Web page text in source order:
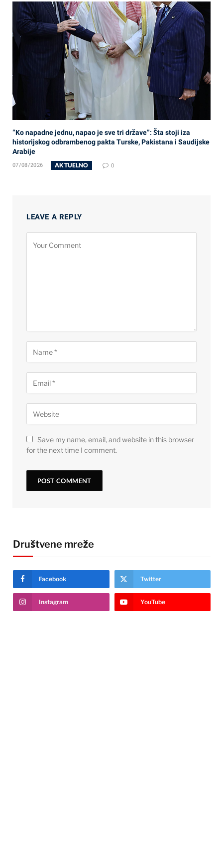
“Ko napadne jednu, napao je sve tri države”: Šta stoji iza
historijskog odbrambenog pakta Turske, Pakistana i Saudijske
Arabije
07/08/2026 AKTUELNO 0
LEAVE A REPLY
Save my name, email, and website in this browser
for the next time I comment.
Društvene mreže
Facebook Twitter
Instagram YouTube